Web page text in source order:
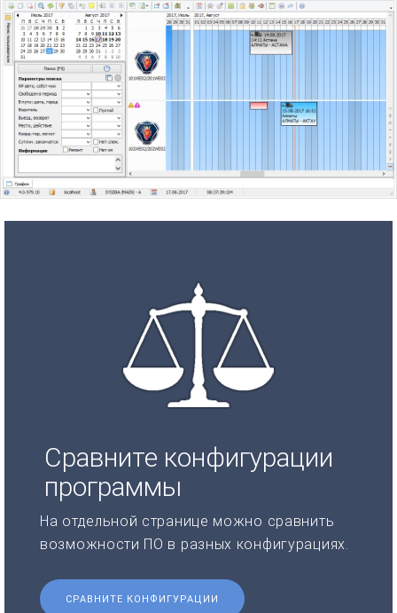
Сравните конфигурации
программы
На отдельной странице можно сравнить
возможности ПО в разных конфигурациях.
СРАВНИТЕ КОНФИГУРАЦИИ